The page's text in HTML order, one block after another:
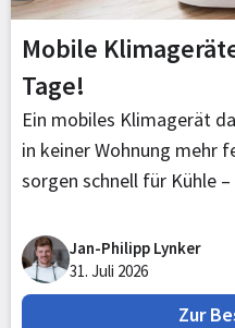
Mobile
Tage!
Ein mobiles Klimagerät
in keiner Wohnung mehr
sorgen schnell für Kühle
auch und verdunsten das
Und das ist auch gut so.
Zur
Jan-Philipp Lynker
31. Juli 2026